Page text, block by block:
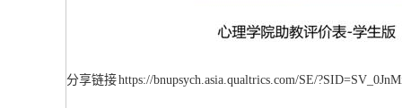
分享链接https://bnupsych.asia.qualtrics.com/SE/